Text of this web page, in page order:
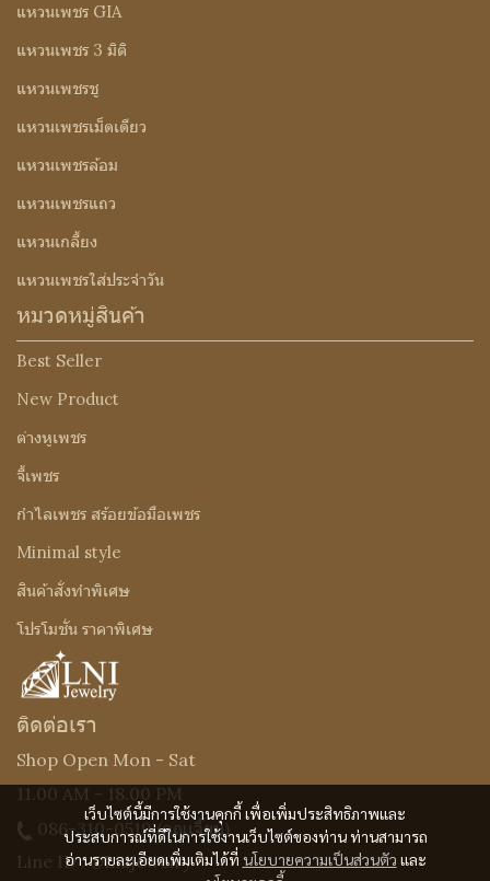
เว็บไซต์นี้มีการใช้งานคุกกี้ เพื่อเพิ่มประสิทธิภาพและ
ประสบการณ์ที่ดีในการใช้งานเว็บไซต์ของท่าน ท่านสามารถ
อ่านรายละเอียดเพิ่มเติมได้ที่ นโยบายความเป็นส่วนตัว และ
แหวนเพชร GIA
แหวนเพชร 3 มิติ
แหวนเพชรชู
แหวนเพชรเม็ดเดียว
แหวนเพชรล้อม
แหวนเพชรแถว
แหวนเกลี้ยง
แหวนเพชรใส่ประจำวัน
หมวดหมู่สินค้า
Best Seller
New Product
ต่างหูเพชร
จี้เพชร
กำไลเพชร สร้อยข้อมือเพชร
Minimal style
สินค้าสั่งทำพิเศษ
โปรโมชั่น ราคาพิเศษ
ติดต่อเรา
Shop Open Mon - Sat
11.00 AM - 18.00 PM
086-310-0519(คุณเจี๊ยบ)
Line ID : @Lnijewelry